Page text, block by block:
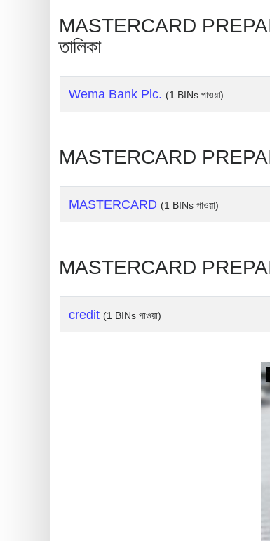
Credit
Card
Checker
Service
is
IP
Address
Lookup
IP
BIN
MASTERCARD
তালিকা
Wema Bank Plc. (1 BINs পাওয়া)
MASTERCARD
MASTERCARD (1 BINs পাওয়া)
MASTERCARD
credit (1 BINs পাওয়া)